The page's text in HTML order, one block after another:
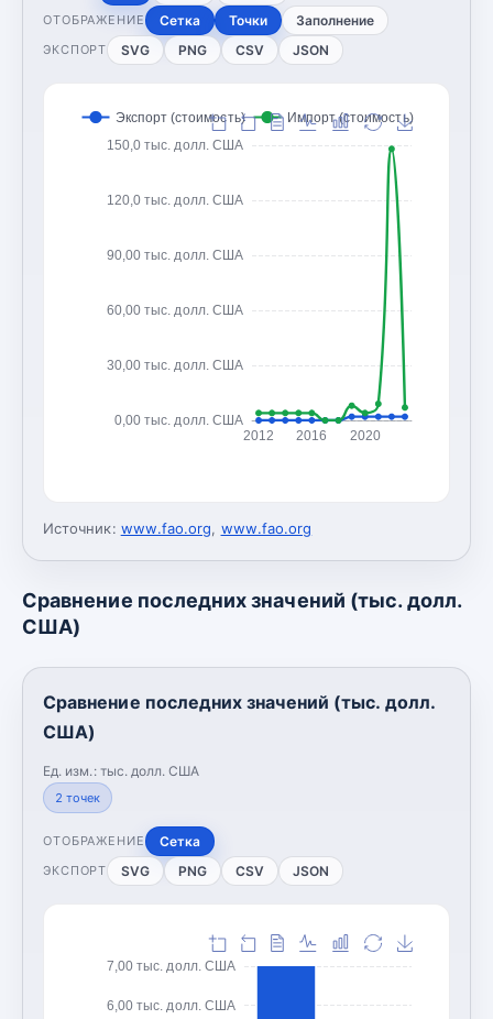
ОТОБРАЖЕНИЕ Сетка Точки Заполнение
ЭКСПОРТ SVG PNG CSV JSON
0,00 тыс. долл. США
30,00 тыс. долл. США
60,00 тыс. долл. США
90,00 тыс. долл. США
120,0 тыс. долл. США
150,0 тыс. долл. США
2012 2016 2020
Экспорт (стоимость) Импорт (стоимость)
Источник: www.fao.org, www.fao.org
Сравнение последних значений (тыс. долл.
США)
Сравнение последних значений (тыс. долл.
США)
Ед. изм.: тыс. долл. США
2 точек
ОТОБРАЖЕНИЕ Сетка
ЭКСПОРТ SVG PNG CSV JSON
6,00 тыс. долл. США
7,00 тыс. долл. США